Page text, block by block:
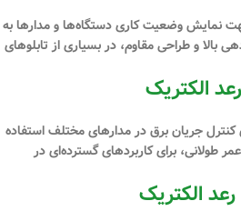
نمایش وضعیت کاری دستگاه‌ها و مدارها به
بالا و طراحی مقاوم، در بسیاری از تابلوهای
الکتریک
جریان برق در مدارهای مختلف استفاده
طولانی، برای کاربردهای گسترده‌ای در
الکتریک